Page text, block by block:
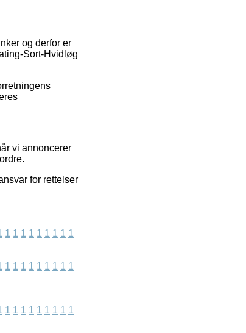
og derfor er
Sort-Hvidløg
vi annoncerer
for rettelser
1 1 1 1 1 1 1 1 1
1 1 1 1 1 1 1 1 1
1 1 1 1 1 1 1 1 1